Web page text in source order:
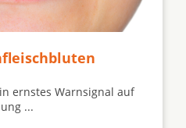
ernstes Warnsignal auf
...